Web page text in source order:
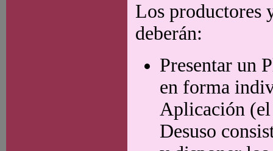
Los productores
deberán:
Presentar un
en forma
Aplicación (el
Desuso